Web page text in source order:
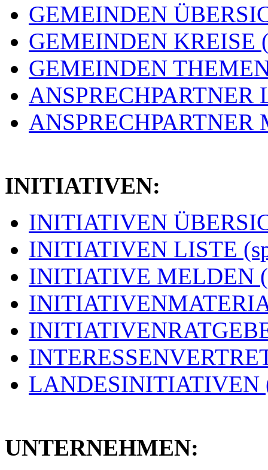
GEMEINDEN
GEMEINDEN KREISE
GEMEINDEN
ANSPRECHPARTNER
ANSPRECHPARTNER
INITIATIVEN:
INITIATIVEN
INITIATIVEN LISTE
INITIATIVE MELDEN
LANDESINITIATIVEN
UNTERNEHMEN: